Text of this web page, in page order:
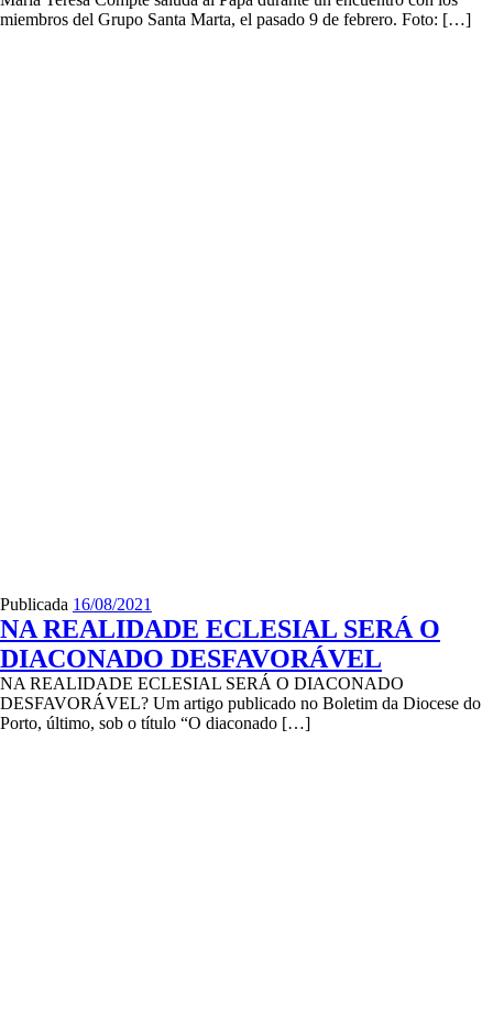
miembros del Grupo Santa Marta, el pasado 9 de febrero. Foto: […]
Publicada 16/08/2021
NA REALIDADE ECLESIAL SERÁ O
DIACONADO DESFAVORÁVEL
NA REALIDADE ECLESIAL SERÁ O DIACONADO
DESFAVORÁVEL? Um artigo publicado no Boletim da Diocese do
Porto, último, sob o título “O diaconado […]